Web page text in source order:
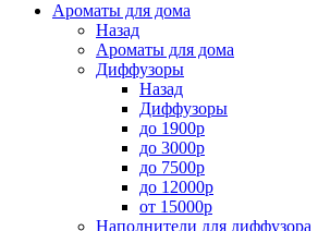
Ароматы для дома
Назад
Ароматы для дома
Диффузоры
Назад
Диффузоры
до 1900р
до 3000р
до 7500р
до 12000р
от 15000р
Наполнители для диффузора